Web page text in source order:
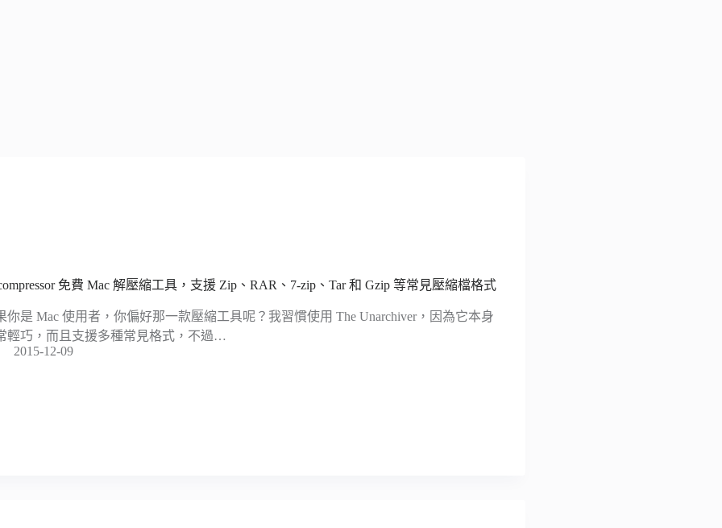
免費 Mac 解壓縮工具，支援 Zip、RAR、7-zip、Tar 和 Gzip 等常見壓縮檔格式
你是 Mac 使用者，你偏好那一款壓縮工具呢？我習慣使用 The Unarchiver，因為它本身
輕巧，而且支援多種常見格式，不過…
2015-12-09